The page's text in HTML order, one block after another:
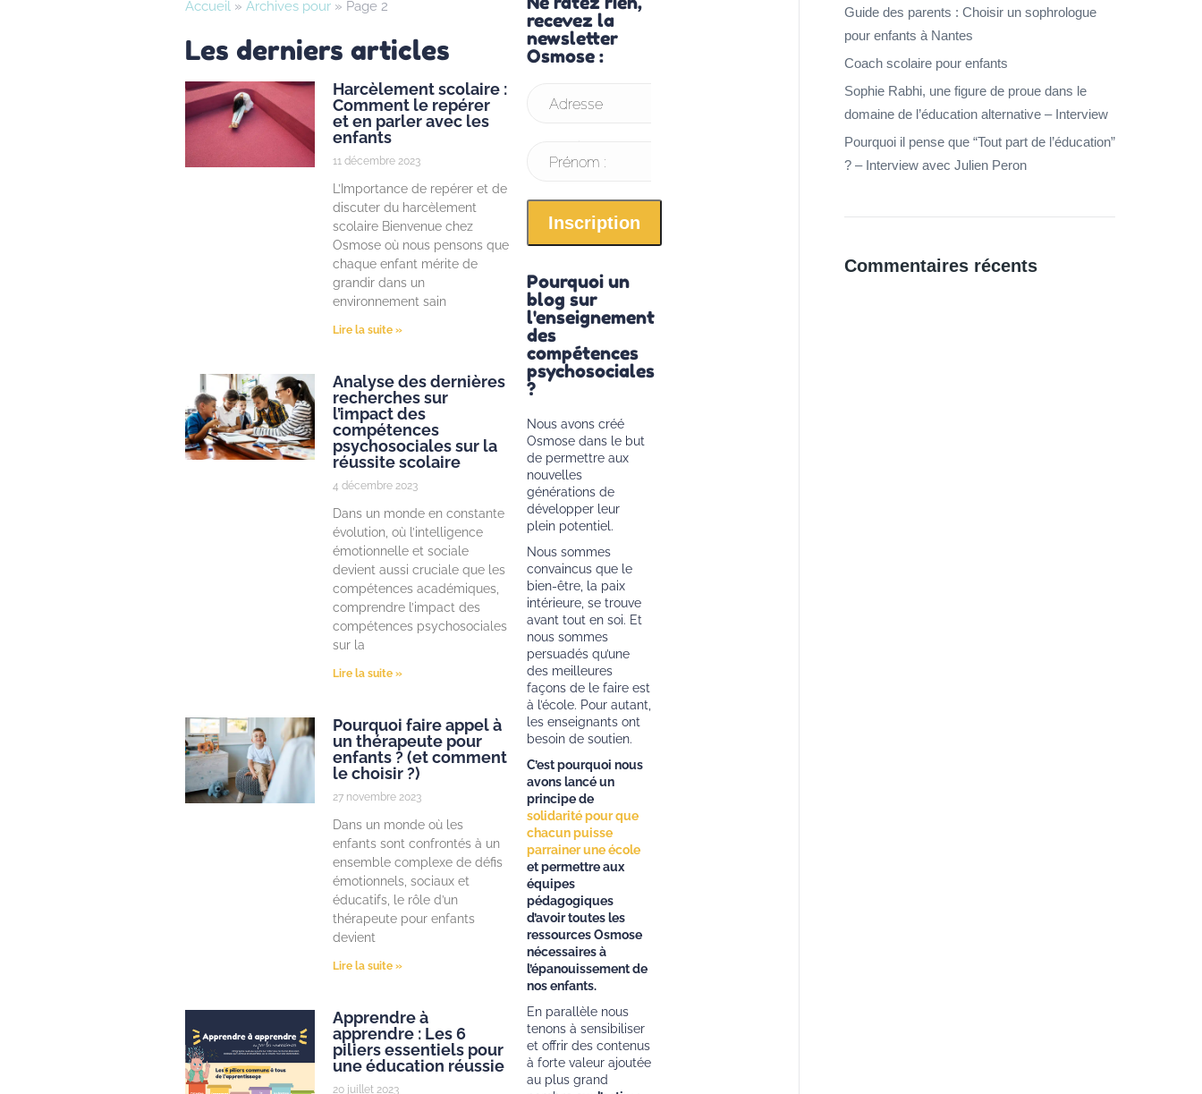
Accueil » Archives pour » Page 2
Les derniers articles
Harcèlement scolaire :
Comment le repérer
et en parler avec les
enfants
11 décembre 2023
L’Importance de repérer et de
discuter du harcèlement
scolaire Bienvenue chez
Osmose où nous pensons que
chaque enfant mérite de
grandir dans un
environnement sain
Lire la suite »
Analyse des dernières
recherches sur
l’impact des
compétences
psychosociales sur la
réussite scolaire
4 décembre 2023
Dans un monde en constante
évolution, où l’intelligence
émotionnelle et sociale
devient aussi cruciale que les
compétences académiques,
comprendre l’impact des
compétences psychosociales
sur la
Lire la suite »
Pourquoi faire appel à
un thérapeute pour
enfants ? (et comment
le choisir ?)
27 novembre 2023
Dans un monde où les
enfants sont confrontés à un
ensemble complexe de défis
émotionnels, sociaux et
éducatifs, le rôle d’un
thérapeute pour enfants
devient
Lire la suite »
Apprendre à
apprendre : Les 6
piliers essentiels pour
une éducation réussie
20 juillet 2023
recevez la
newsletter
Osmose :
Adresse
Prénom :
Pourquoi un
blog sur
l'enseignement
des
compétences
psychosociales
?
Nous avons créé
Osmose dans le but
de permettre aux
nouvelles
générations de
développer leur
plein potentiel.
Nous sommes
convaincus que le
bien-être, la paix
intérieure, se trouve
avant tout en soi. Et
nous sommes
persuadés qu’une
des meilleures
façons de le faire est
à l’école. Pour autant,
les enseignants ont
besoin de soutien.
C’est pourquoi nous
avons lancé un
principe de
solidarité pour que
chacun puisse
parrainer une école
et permettre aux
équipes
pédagogiques
d’avoir toutes les
ressources Osmose
nécessaires à
l’épanouissement de
nos enfants.
En parallèle nous
tenons à sensibiliser
et offrir des contenus
à forte valeur ajoutée
au plus grand
Guide des parents : Choisir un sophrologue
pour enfants à Nantes
Coach scolaire pour enfants
Sophie Rabhi, une figure de proue dans le
domaine de l’éducation alternative – Interview
Pourquoi il pense que “Tout part de l’éducation”
? – Interview avec Julien Peron
Commentaires récents